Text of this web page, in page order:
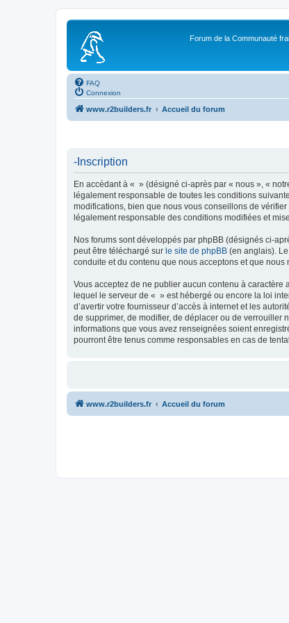
Forum de la Communauté
FAQ
Connexion
www.r2builders.fr Accueil du forum
-Inscription
En accédant à « » (désigné ci-après par « nous », «
légalement responsable de toutes les conditions
modifications, bien que nous vous conseillons de
légalement responsable des conditions modifiées et
Nos forums sont développés par phpBB (désignés ci-
peut être téléchargé sur le site de phpBB (en anglais).
conduite et du contenu que nous acceptons et que
Vous acceptez de ne publier aucun contenu à
lequel le serveur de « » est hébergé ou encore la loi
d’avertir votre fournisseur d’accès à internet et les
de supprimer, de modifier, de déplacer ou de verrouiller
informations que vous avez renseignées soient
pourront être tenus comme responsables en cas de
www.r2builders.fr Accueil du forum